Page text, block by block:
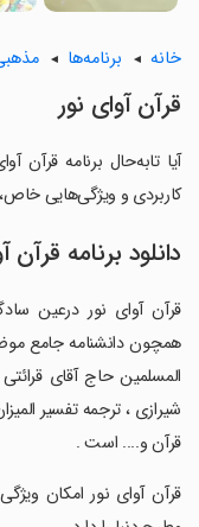
خانه برنامه‌ها
قرآن آوای نور
آیا تابه‌حال برنامه قرآن
کاربردی و ویژگی‌هایی
دانلود برنامه قرآن
قرآن آوای نور درعین
همچون دانشنامه جامع
المسلمین حاج آقای
شیرازی ، ترجمه تفسیر
قرآن و.... است .